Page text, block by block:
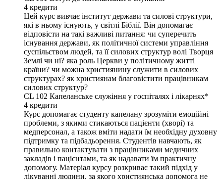
4 кредити
Цей курс вивчає інститут держави та силові структури,
які в ньому існують, у світлі Біблії. Він допомагає
відповісти на такі важливі питання: чи суперечить
існування держави, як політичної системи управління
суспільством людей, та її силових структур волі Творця
Землі чи ні? яка роль Церкви у політичному житті
країни? чи можна християнину служити в силових
структурах? як християнам благовістити працівникам
силових структур?
CL 102 Капеланське служіння у госпіталях і лікарнях*
4 кредити
Курс допомагає студенту капелану зрозуміти емоційні
проблеми, з якими стикаються пацієнти (хворі) та
медперсонал, а також вміти надати їм необхідну духовну
підтримку та підбадьорення. Студентів навчають, як
правильно контактувати з працівниками медичних
закладів і пацієнтами, та як надавати їм практичну
допомогу. Матеріал курсу розкриває такий підхід у
лікуванні людини, за якого християнська допомога не